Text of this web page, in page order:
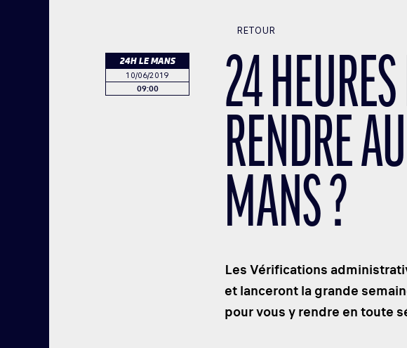
24H LE MANS
10/06/2019
09:00
RETOUR
24
RENDRE
MANS ?
Les Vérifications
et lanceront la grande
pour vous y rendre en toute